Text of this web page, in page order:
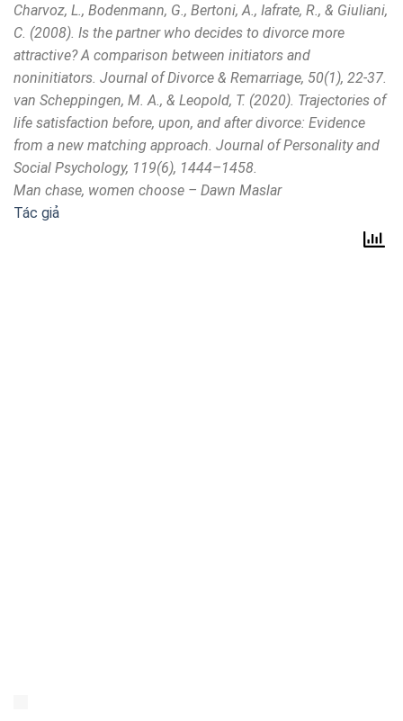
Charvoz, L., Bodenmann, G., Bertoni, A., Iafrate, R., & Giuliani,
C. (2008). Is the partner who decides to divorce more
attractive? A comparison between initiators and
noninitiators. Journal of Divorce & Remarriage, 50(1), 22-37.
van Scheppingen, M. A., & Leopold, T. (2020). Trajectories of
life satisfaction before, upon, and after divorce: Evidence
from a new matching approach. Journal of Personality and
Social Psychology, 119(6), 1444–1458.
Man chase, women choose – Dawn Maslar
Tác giả